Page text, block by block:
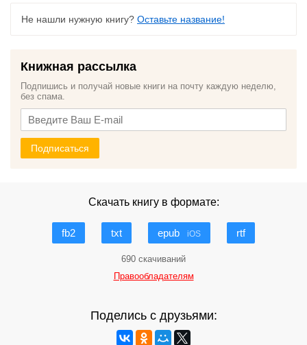
Не нашли нужную книгу? Оставьте название!
Книжная рассылка
Подпишись и получай новые книги на почту каждую неделю,
без спама.
Подписаться
Скачать книгу в формате:
fb2 txt epub iOS rtf
690 скачиваний
Правообладателям
Поделись с друзьями: